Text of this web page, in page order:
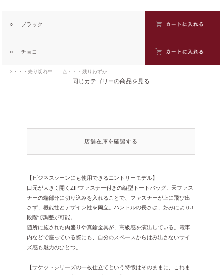
○ ブラック
○ チョコ
×・・・売り切れ中 △・・・残りわずか
同じカテゴリーの商品を見る
店舗在庫を確認する
【ビジネスシーンにも使用できるエントリーモデル】
口元が大きく開くZIPファスナー付きの縦型トートバッグ。天ファス
ナーの端部分に切り込みを入れることで、ファスナーが上に飛び出
さず、機能性とデザイン性を両立。ハンドルの長さは、好みにより3
段階で調整が可能。
随所に施された肉盛りや真鍮金具が、高級感を演出している。電車
内などで座っている際にも、自分のスペースからはみ出さないサイ
ズ感も魅力のひとつ。
【サケットシリーズの一枚仕立てという特徴はそのままに、これま